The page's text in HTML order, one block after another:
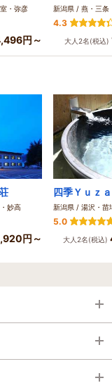
・弥彦
円～
新潟県 / 燕・三条
4.3
大人2名(税込)
妙高
円～
新潟県 / 湯沢・苗
5.0
大人2名(税込)